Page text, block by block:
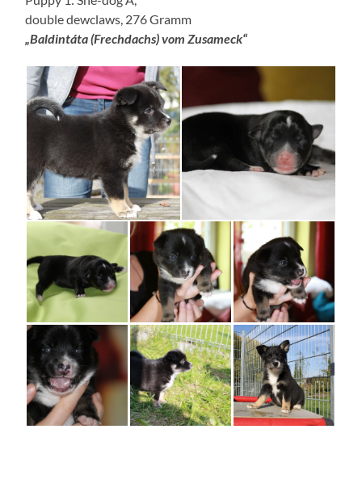
double dewclaws, 276 Gramm
„Baldintáta (Frechdachs) vom Zusameck“